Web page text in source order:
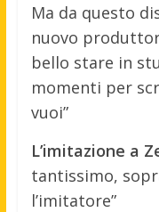
Ma da questo
nuovo
bello stare in
momenti per
vuoi”
L’imitazione a
tantissimo,
l’imitatore”